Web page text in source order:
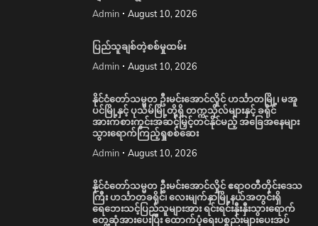
Admin August 10, 2026
ပြည်သူချစ်တဲ့စစ်မှုထမ်း
Admin August 10, 2026
နိုင်ငံတော်သမ္မတ ဦးမင်းအောင်လှိုင် ဟင်္သာတမြို့၊ မအူ
ပင်မြို့နှင့် ပုသိမ်မြို့တို့ရှိ တက္ကသိုလ်များနှင့် ခရိုင်
အားကစားကွင်းအဆင့်မြှင့်တင်နိုင်မည့် အခြေအနေများ
သွားရောက်ကြည့်ရှုစစ်ဆေး
Admin August 10, 2026
နိုင်ငံတော်သမ္မတ ဦးမင်းအောင်လှိုင် ဧရာဝတီတိုင်းဒေသ
ကြီး ဟင်္သာတခရိုင်၊ လေးမျက်နှာမြို့နယ်အတွင်းရှိ
ရေဘေးသင့်ပြည်သူများအား ရင်းရင်းနှီးနှီးသွားရောက်
တွေ့ဆုံအားပေးပြီး ထောက်ပံ့ရေးပစ္စည်းများပေးအပ်